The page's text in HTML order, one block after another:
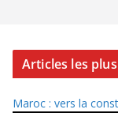
Articles les
Maroc : vers la